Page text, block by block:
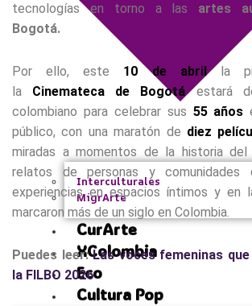
Interculturales
MigrArte
CurArte
XColombia
Eco
Cultura Pop
tecnologías en torno a las artes
Bogotá.
Por ello, este 10 de abrilla
la Cinemateca de Bogotáestará
colombiano para celebrar sus 55 años
público, con una maratón de diez
miradas a momentos de la historia
relatos de personas y comunidades
experiencias en espacios íntimos y en
marcaron más de un siglo en Colombia.
Puedes leer:Las voces femeninas
la FILBO 2026